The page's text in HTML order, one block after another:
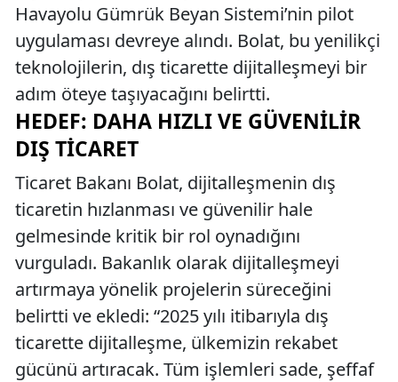
Havayolu Gümrük Beyan Sistemi’nin pilot
uygulaması devreye alındı. Bolat, bu yenilikçi
teknolojilerin, dış ticarette dijitalleşmeyi bir
adım öteye taşıyacağını belirtti.
HEDEF: DAHA HIZLI VE GÜVENILIR
DIŞ TICARET
Ticaret Bakanı Bolat, dijitalleşmenin dış
ticaretin hızlanması ve güvenilir hale
gelmesinde kritik bir rol oynadığını
vurguladı. Bakanlık olarak dijitalleşmeyi
artırmaya yönelik projelerin süreceğini
belirtti ve ekledi: “2025 yılı itibarıyla dış
ticarette dijitalleşme, ülkemizin rekabet
gücünü artıracak. Tüm işlemleri sade, şeffaf